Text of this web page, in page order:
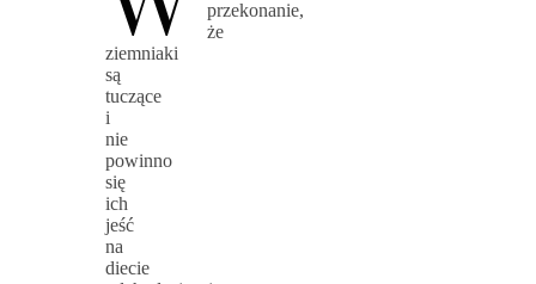
przekonanie,
że
ziemniaki
są
tuczące
i
nie
powinno
się
ich
jeść
na
diecie